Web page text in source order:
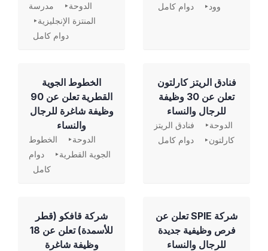
وود
دوام كامل الدوحة
مدرسة
المنتزة الإنجليزية
دوام كامل
فنادق الريتز كارلتون
تعلن عن 30 وظيفة
للرجال والنساء
الدوحة
فنادق الريتز
كارلتون
دوام كامل
الخطوط الجوية
القطرية تعلن عن 90
وظيفة شاغرة للرجال
والنساء
الدوحة
الخطوط
الجوية القطرية
دوام
كامل
شركة SPIE تعلن عن
فرص وظيفية جديدة
للرجال والنساء
شركة قافكو (قطر
للأسمدة) تعلن عن 18
وظيفة شاغرة